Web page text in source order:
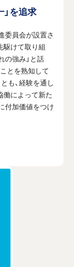
を追求
委員会が設置さ
駆けて取り組
の強み」と話
とを熟知して
も、経験を通し
働によって新た
付加価値をつけ